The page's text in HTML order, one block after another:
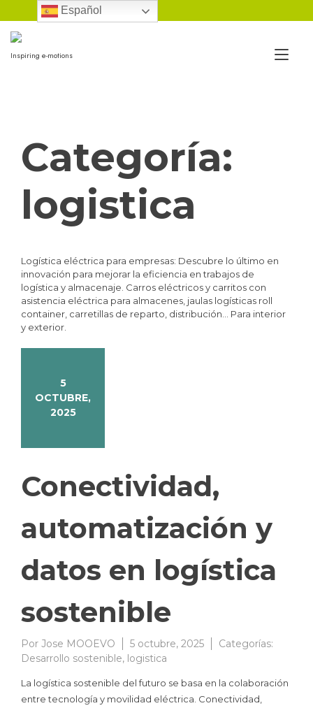
al
contenido
Inspiring e-motions
Categoría:
logistica
Logística eléctrica para empresas: Descubre lo último en
innovación para mejorar la eficiencia en trabajos de
logística y almacenaje. Carros eléctricos y carritos con
asistencia eléctrica para almacenes, jaulas logísticas roll
container, carretillas de reparto, distribución… Para interior
y exterior.
5
OCTUBRE,
2025
Conectividad,
automatización y
datos en logística
sostenible
Por Jose MOOEVO 5 octubre, 2025
Categorías:
Desarrollo sostenible, logistica
La logística sostenible del futuro se basa en la colaboración
entre tecnología y movilidad eléctrica. Conectividad,
Español